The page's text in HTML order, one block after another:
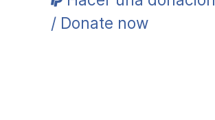
/ Donate now